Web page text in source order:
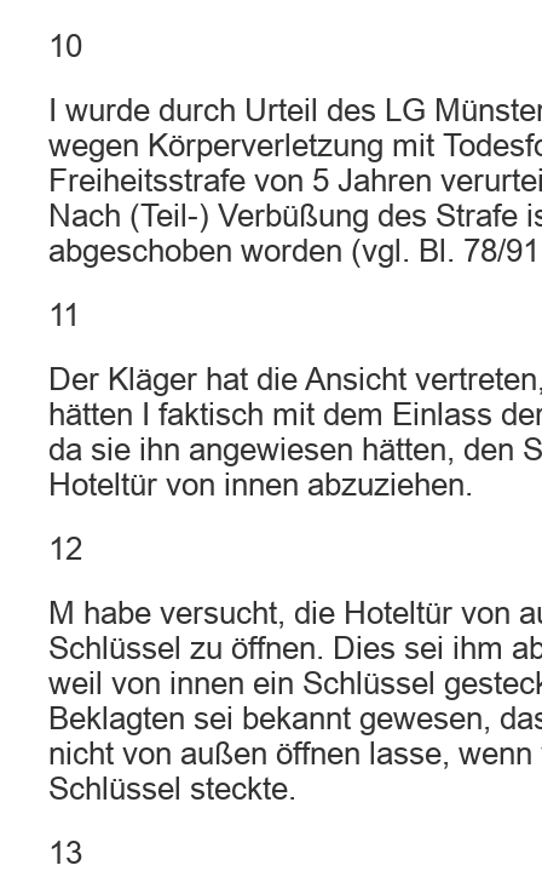
10
I wurde durch Urteil des LG
wegen Körperverletzung mit
Freiheitsstrafe von 5 Jahren
Nach (Teil-) Verbüßung des Strafe
abgeschoben worden (vgl. Bl. 78/
11
Der Kläger hat die Ansicht
hätten I faktisch mit dem Einlass
da sie ihn angewiesen hätten, den
Hoteltür von innen abzuziehen.
12
M habe versucht, die Hoteltür von
Schlüssel zu öffnen. Dies sei ihm
weil von innen ein Schlüssel
Beklagten sei bekannt gewesen,
nicht von außen öffnen lasse,
Schlüssel steckte.
13